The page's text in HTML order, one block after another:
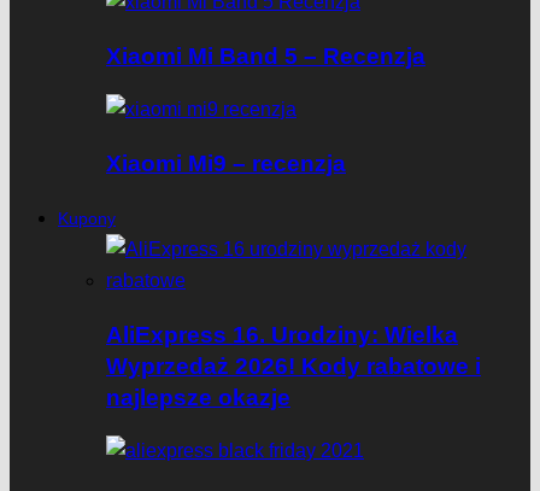
Xiaomi Mi Band 5 – Recenzja
Xiaomi Mi9 – recenzja
Kupony
AliExpress 16. Urodziny: Wielka
Wyprzedaż 2026! Kody rabatowe i
najlepsze okazje